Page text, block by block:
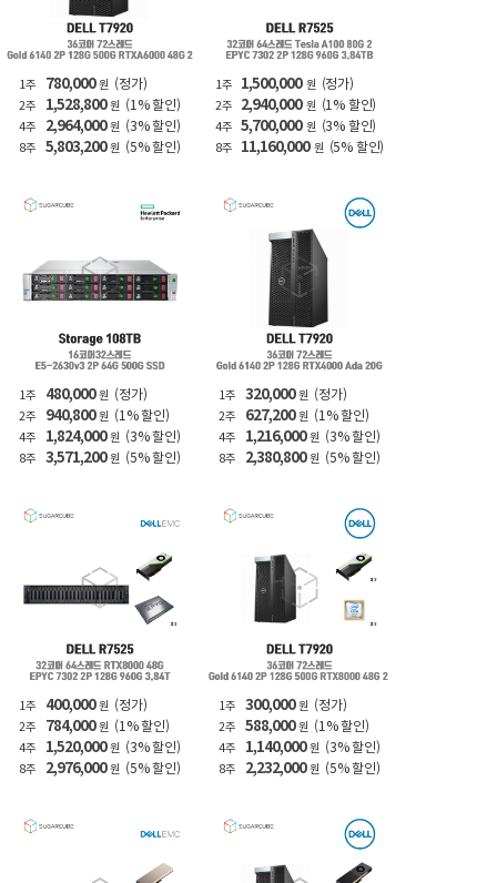
1주 780,000 원 (정가)
2주 1,528,800 원 (1% 할인)
4주 2,964,000 원 (3% 할인)
8주 5,803,200 원 (5% 할인)
1주 1,500,000 원 (정가)
2주 2,940,000 원 (1% 할인)
4주 5,700,000 원 (3% 할인)
8주 11,160,000 원 (5% 할인)
1주 480,000 원 (정가)
2주 940,800 원 (1% 할인)
4주 1,824,000 원 (3% 할인)
8주 3,571,200 원 (5% 할인)
1주 320,000 원 (정가)
2주 627,200 원 (1% 할인)
4주 1,216,000 원 (3% 할인)
8주 2,380,800 원 (5% 할인)
1주 400,000 원 (정가)
2주 784,000 원 (1% 할인)
4주 1,520,000 원 (3% 할인)
8주 2,976,000 원 (5% 할인)
1주 300,000 원 (정가)
2주 588,000 원 (1% 할인)
4주 1,140,000 원 (3% 할인)
8주 2,232,000 원 (5% 할인)